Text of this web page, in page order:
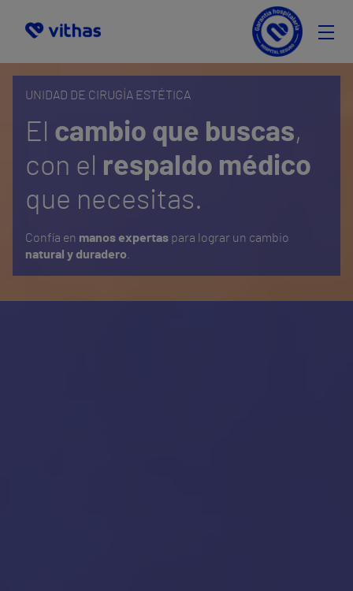
Cirugía Estética
Medicina Estética
Equipo Médico
Selecciona
UNIDAD DE CIRUGÍA ESTÉTICA
El cambio que buscas,
con el respaldo médico
que necesitas.
Confía en manos expertas para lograr un cambio
natural y duradero